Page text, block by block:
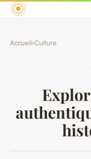
Accueil›Culture